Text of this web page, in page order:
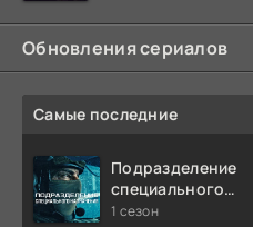
Обновления сериалов
Самые последние
Подразделение
специального
назначения (2026)
1 сезон